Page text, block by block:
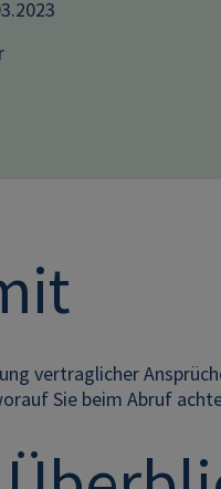
vertraglicher
Sie beim Abruf